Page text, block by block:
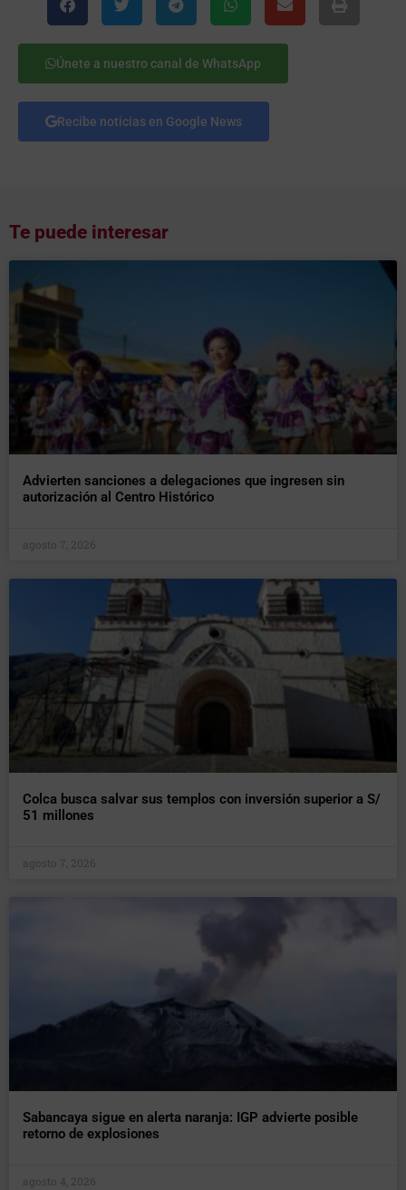
Únete a nuestro canal de WhatsApp
Recibe noticias en Google News
Te puede interesar
Advierten sanciones a delegaciones que ingresen sin
autorización al Centro Histórico
agosto 7, 2026
Colca busca salvar sus templos con inversión superior a S/
51 millones
agosto 7, 2026
Sabancaya sigue en alerta naranja: IGP advierte posible
retorno de explosiones
agosto 4, 2026